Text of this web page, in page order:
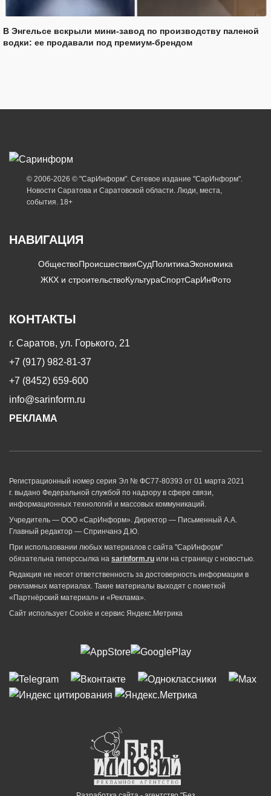
В Энгельсе вскрыли мини-завод по производству паленой
водки: ее продавали под премиум-брендом
© 2006-2026 © "СарИнформ". Сетевое издание "СарИнформ".
Новости Саратова и Саратовской области. Люди, места,
события. 18+
НАВИГАЦИЯ
ОбществоПроисшествияСудПолитикаЭкономика
ЖКХ и строительствоКультураСпортСарИнФото
КОНТАКТЫ
г. Саратов, ул. Горького, 21
+7 (917) 982-81-37
+7 (8452) 659-600
info@sarinform.ru
РЕКЛАМА
Регистрационный номер серия Эл № ФС77-80393 от 01 марта 2021
г. выдано Федеральной службой по надзору в сфере связи,
информационных технологий и массовых коммуникаций.
Учредитель — ООО «СарИнформ». Директор — Письменный А.А.
Главный редактор — Спринчанэ Д.Ю.
При использовании любых материалов с сайта "СарИнформ"
обязательна гиперссылка на sarinform.ru или на страницу с новостью.
Редакция не несет ответственность за достоверность информации в
рекламных материалах. Такие материалы выходят с пометкой
«Партнёрский материал» и «Реклама».
Сайт использует Cookie и сервиc Яндекс.Метрика